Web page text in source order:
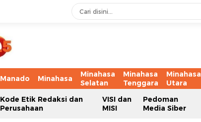
Manado Minahasa
Minahasa
Selatan
Minahasa
Tenggara
Minahasa
Utara
Kode Etik Redaksi dan
Perusahaan
VISI dan
MISI
Pedoman
Media Siber